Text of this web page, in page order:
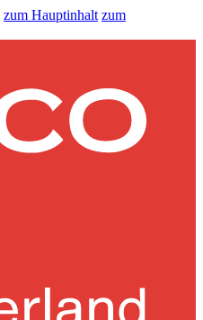
zum Hauptinhalt zum